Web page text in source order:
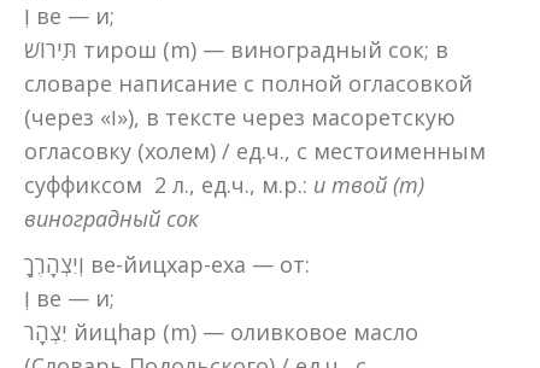
וְ ве — и;
תִּירוֹשׁ тирош (m) — виноградный сок; в
словаре написание с полной огласовкой
(через «ו»), в тексте через масоретскую
огласовку (холем) / ед.ч., с местоименным
суффиксом 2 л., ед.ч., м.р.: и твой (m)
виноградный сок
וְיִצְהָרֶךָ ве-йицхар-еха — от:
וְ ве — и;
יִצְהָר йицhар (m) — оливковое масло